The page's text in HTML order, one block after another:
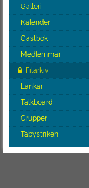
Galleri
Kalender
Gästbok
Medlemmar
Filarkiv
Länkar
Talkboard
Grupper
Täbystriken